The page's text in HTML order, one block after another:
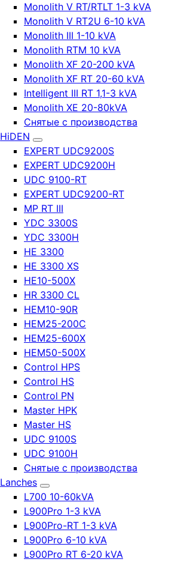
Monolith V RT/RTLT 1-3 kVA
Monolith V RT2U 6-10 kVA
Monolith III 1-10 kVA
Monolith RTM 10 kVA
Monolith XF 20-200 kVA
Monolith XF RT 20-60 kVA
Intelligent III RT 1,1-3 kVA
Monolith XE 20-80kVA
Снятые с производства
HiDEN
EXPERT UDC9200S
EXPERT UDC9200H
UDC 9100-RT
EXPERT UDC9200-RT
MP RT III
YDC 3300S
YDC 3300H
HE 3300
HE 3300 XS
HE10-500X
HR 3300 CL
HEM10-90R
HEM25-200C
HEM25-600X
HEM50-500X
Control HPS
Control HS
Control PN
Master HPK
Master HS
UDC 9100S
UDC 9100H
Снятые с производства
Lanches
L700 10-60kVA
L900Pro 1-3 kVA
L900Pro-RT 1-3 kVA
L900Pro 6-10 kVA
L900Pro RT 6-20 kVA